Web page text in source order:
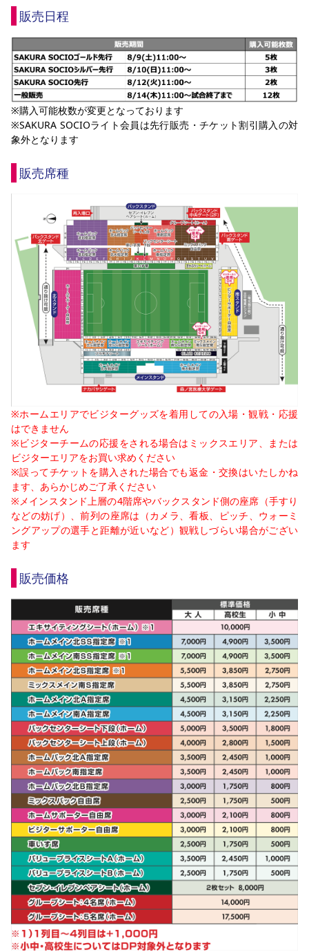
販売日程
※購入可能枚数が変更となっております
※SAKURA SOCIOライト会員は先行販売・チケット割引購入の対
象外となります
販売席種
※ホームエリアでビジターグッズを着用しての入場・観戦・応援
はできません
※ビジターチームの応援をされる場合はミックスエリア、または
ビジターエリアをお買い求めください
※誤ってチケットを購入された場合でも返金・交換はいたしかね
ます、あらかじめご了承ください
※メインスタンド上層の4階席やバックスタンド側の座席（手すり
などの妨げ）、前列の座席は（カメラ、看板、ピッチ、ウォーミ
ングアップの選手と距離が近いなど）観戦しづらい場合がござい
ます
販売価格